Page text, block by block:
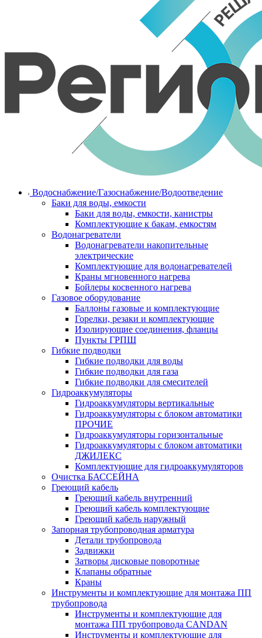
Водоснабжение/Газоснабжение/Водоотведение
Баки для воды, емкости
Баки для воды, емкости, канистры
Комплектующие к бакам, емкостям
Водонагреватели
Водонагреватели накопительные
электрические
Комплектующие для водонагревателей
Краны мгновенного нагрева
Бойлеры косвенного нагрева
Газовое оборудование
Баллоны газовые и комплектующие
Горелки, резаки и комплектующие
Изолирующие соединения, фланцы
Пункты ГРПШ
Гибкие подводки
Гибкие подводки для воды
Гибкие подводки для газа
Гибкие подводки для смесителей
Гидроаккумуляторы
Гидроаккумуляторы вертикальные
Гидроаккумуляторы с блоком автоматики
ПРОЧИЕ
Гидроаккумуляторы горизонтальные
Гидроаккумуляторы с блоком автоматики
ДЖИЛЕКС
Комплектующие для гидроаккумуляторов
Очистка БАССЕЙНА
Греющий кабель
Греющий кабель внутренний
Греющий кабель комплектующие
Греющий кабель наружный
Запорная трубопроводная арматура
Детали трубопровода
Задвижки
Затворы дисковые поворотные
Клапаны обратные
Краны
Инструменты и комплектующие для монтажа ПП
трубопровода
Инструменты и комплектующие для
монтажа ПП трубопровода CANDAN
Инструменты и комплектующие для